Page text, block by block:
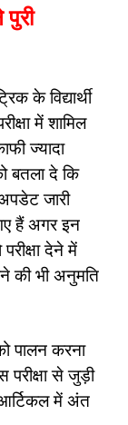
के विद्यार्थी
में शामिल
ज्यादा
बतला दे कि
जारी
हैं अगर इन
देने में
की भी अनुमति
पालन करना
परीक्षा से जुड़ी
में अंत